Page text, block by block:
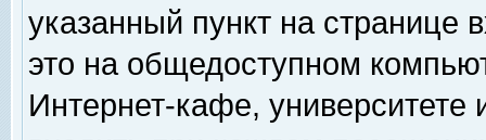
указанный пункт на
это на общедоступном
Интернет-кафе, университете